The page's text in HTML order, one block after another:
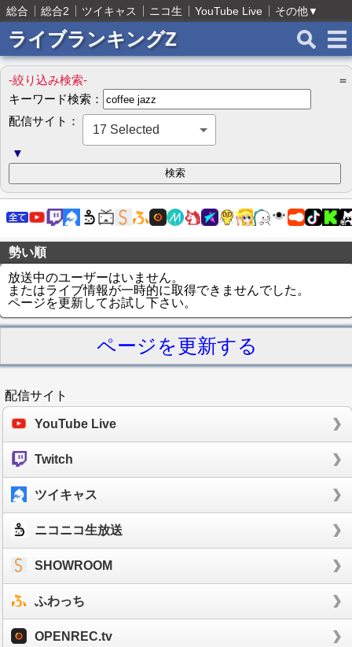
総合 総合2 ツイキャス ニコ生 YouTube Live その他▼
ライブランキングZ
-絞り込み検索-
＝
キーワード検索：
配信サイト：
17 Selected
▼
勢い順
放送中のユーザーはいません。
またはライブ情報が一時的に取得できませんでした。
ページを更新してお試し下さい。
ページを更新する
配信サイト
YouTube Live
Twitch
ツイキャス
ニコニコ生放送
SHOWROOM
ふわっち
OPENREC.tv